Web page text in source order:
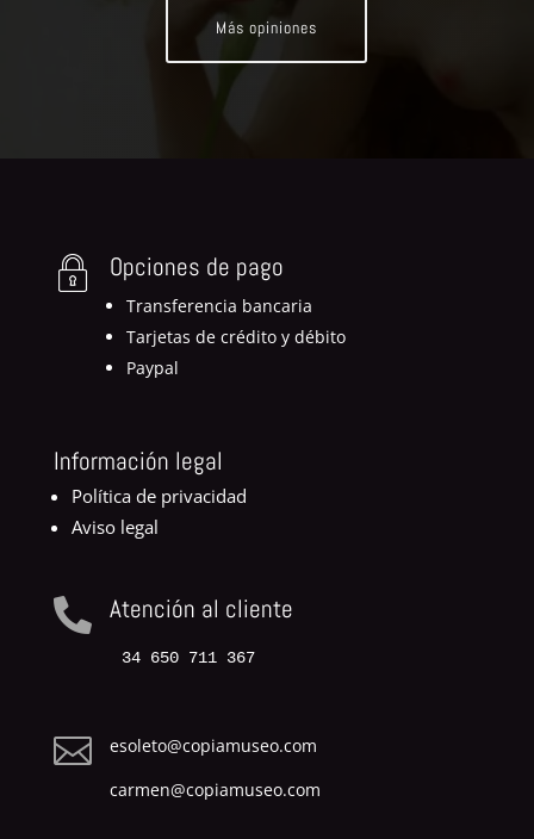
Más opiniones
Opciones de pago
Transferencia bancaria
Tarjetas de crédito y débito
Paypal
Información legal
Política de privacidad
Aviso legal
 Atención al cliente
34 650 711 367

esoleto@copiamuseo.com
carmen@copiamuseo.com